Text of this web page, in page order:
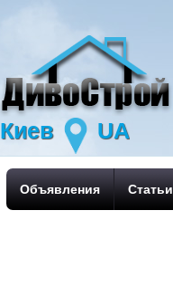
Киев UA
Объявления Статьи